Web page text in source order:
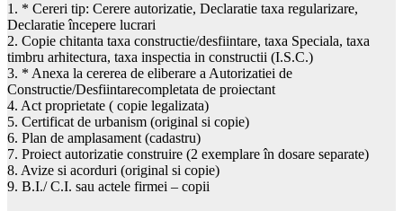
1. * Cereri tip: Cerere autorizatie, Declaratie taxa regularizare,
Declaratie începere lucrari
2. Copie chitanta taxa constructie/desfiintare, taxa Speciala, taxa
timbru arhitectura, taxa inspectia in constructii (I.S.C.)
3. * Anexa la cererea de eliberare a Autorizatiei de
Constructie/Desfiintarecompletata de proiectant
4. Act proprietate ( copie legalizata)
5. Certificat de urbanism (original si copie)
6. Plan de amplasament (cadastru)
7. Proiect autorizatie construire (2 exemplare în dosare separate)
8. Avize si acorduri (original si copie)
9. B.I./ C.I. sau actele firmei – copii